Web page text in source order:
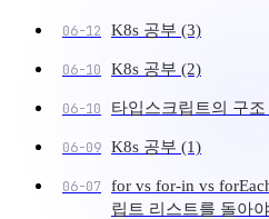
06-12 K8s 공부 (3)
06-10 K8s 공부 (2)
06-10 타입스크립트의 구조
06-09 K8s 공부 (1)
06-07 for vs for-in vs
립트 리스트를 돌아